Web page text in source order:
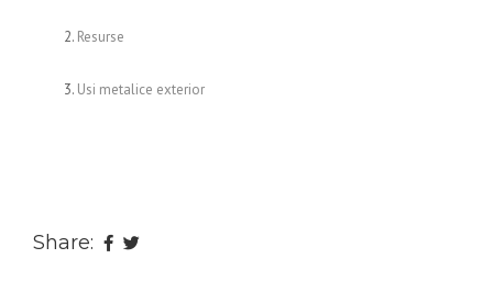
Resurse
Usi metalice exterior
Share: